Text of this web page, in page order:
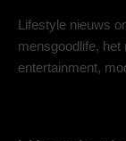
Lifestyle nieuws
mensgoodlife,
entertainment,